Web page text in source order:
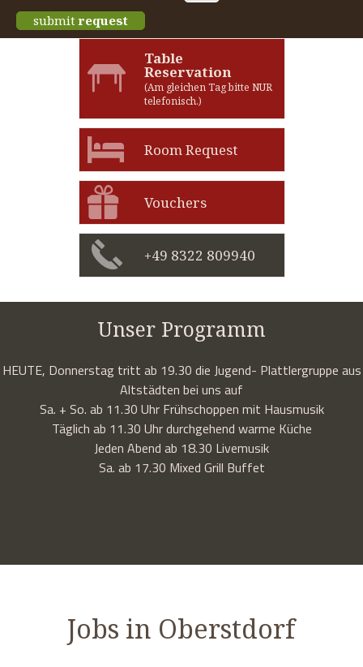
submit request
Unser Programm
HEUTE, Donnerstag tritt ab 19.30 die Jugend- Plattlergruppe aus
Altstädten bei uns auf
Sa. + So. ab 11.30 Uhr Frühschoppen mit Hausmusik
Täglich ab 11.30 Uhr durchgehend warme Küche
Jeden Abend ab 18.30 Livemusik
Sa. ab 17.30 Mixed Grill Buffet
Table
Reservation
(Am gleichen Tag bitte NUR
telefonisch.)
Room Request
Vouchers
+49 8322 809940
Jobs in Oberstdorf